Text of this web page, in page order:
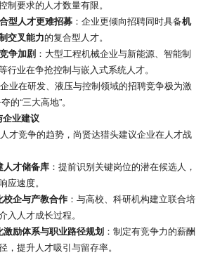
制要求的人才数量有限。
型人才更难招募：企业更倾向招聘同时具备机
交叉能力的复合型人才。
争加剧：大型工程机械企业与新能源、智能制
行业在争抢控制与嵌入式系统人才。
业在研发、液压与控制领域的招聘竞争极为激
的“三大高地”。
业建议
才竞争的趋势，尚贤达猎头建议企业在人才战
人才储备库：提前识别关键岗位的潜在候选人，
应速度。
校企与产教合作：与高校、科研机构建立联合培
入人才成长过程。
激励体系与职业路径规划：制定有竞争力的薪酬
，提升人才吸引与留存率。